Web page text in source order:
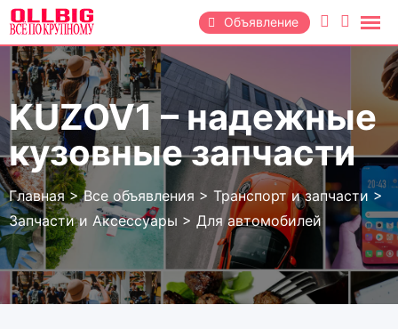
Перейти
содержанию
Объявление
KUZOV1 – надежные
кузовные запчасти
Главная>Все объявления > Транспорт и запчасти >
Запчасти и Аксессуары > Для автомобилей